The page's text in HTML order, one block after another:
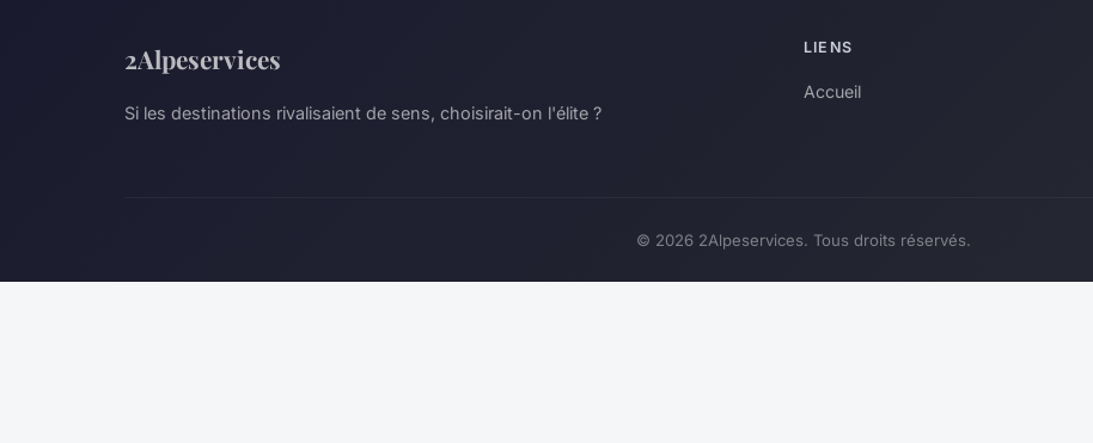
2Alpeservices
Si les destinations rivalisaient de sens, choisirait-on l'élite ?
LIENS
Accueil
© 2026 2Alpeservices. Tous droits réservés.